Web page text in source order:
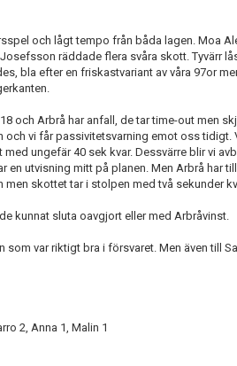
och lågt tempo från båda lagen. Moa
räddade flera svåra skott. Tyvärr
bla efter en friskastvariant av våra 97or
och Arbrå har anfall, de tar time-out men
och vi får passivitetsvarning emot oss tidigt.
ungefär 40 sek kvar. Dessvärre blir vi
en utvisning mitt på planen. Men Arbrå har
skottet tar i stolpen med två sekunder
kunnat sluta oavgjort eller med Arbråvinst.
var riktigt bra i försvaret. Men även till
2, Anna 1, Malin 1